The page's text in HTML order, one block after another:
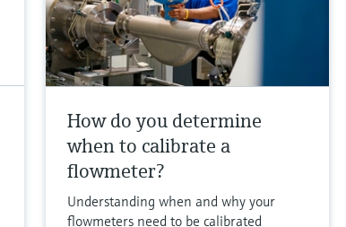
How do you determine
when to calibrate a
flowmeter?
Understanding when and why your
flowmeters need to be calibrated